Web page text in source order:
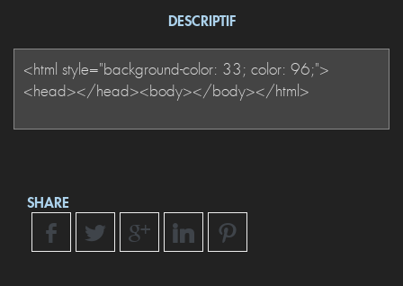
DESCRIPTIF
SHARE